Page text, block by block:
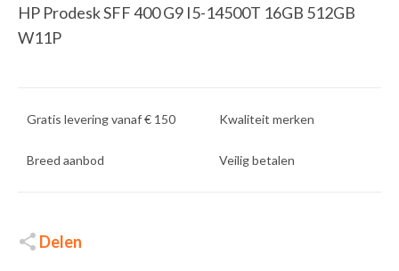
HP Prodesk SFF 400 G9 I5-14500T 16GB 512GB
W11P
Gratis levering vanaf € 150 Kwaliteit merken
Breed aanbod Veilig betalen
Delen